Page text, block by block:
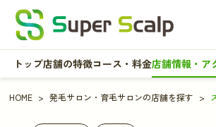
HOME 発毛サロン・育毛サロンの店舗を探す
トップ店舗の特徴コース・料金店舗情報・ア